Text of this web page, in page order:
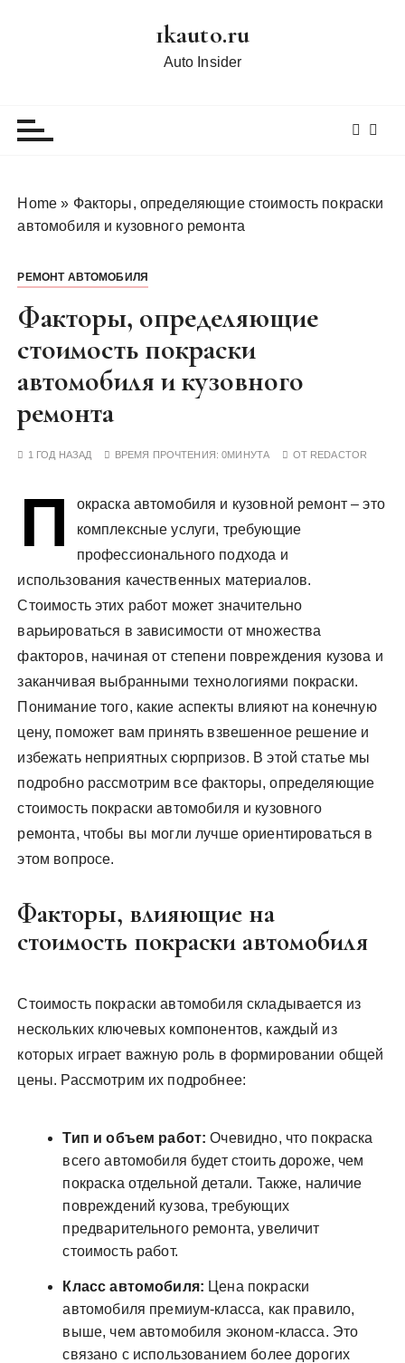
1kauto.ru
Auto Insider
Home » Факторы, определяющие стоимость покраски
автомобиля и кузовного ремонта
РЕМОНТ АВТОМОБИЛЯ
Факторы, определяющие
стоимость покраски
автомобиля и кузовного
ремонта
1 ГОД НАЗАД ВРЕМЯ ПРОЧТЕНИЯ:0МИНУТА ОТ REDACTOR
П
окраска автомобиля и кузовной ремонт – это
комплексные услуги, требующие
профессионального подхода и
использования качественных материалов.
Стоимость этих работ может значительно
варьироваться в зависимости от множества
факторов, начиная от степени повреждения кузова и
заканчивая выбранными технологиями покраски.
Понимание того, какие аспекты влияют на конечную
цену, поможет вам принять взвешенное решение и
избежать неприятных сюрпризов. В этой статье мы
подробно рассмотрим все факторы, определяющие
стоимость покраски автомобиля и кузовного
ремонта, чтобы вы могли лучше ориентироваться в
этом вопросе.
Факторы, влияющие на
стоимость покраски автомобиля
Стоимость покраски автомобиля складывается из
нескольких ключевых компонентов, каждый из
которых играет важную роль в формировании общей
цены. Рассмотрим их подробнее:
Тип и объем работ: Очевидно, что покраска
всего автомобиля будет стоить дороже, чем
покраска отдельной детали. Также, наличие
повреждений кузова, требующих
предварительного ремонта, увеличит
стоимость работ.
Класс автомобиля: Цена покраски
автомобиля премиум-класса, как правило,
выше, чем автомобиля эконом-класса. Это
связано с использованием более дорогих